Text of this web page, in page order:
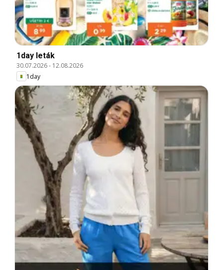
1day leták
30.07.2026- 12.08.2026
1day